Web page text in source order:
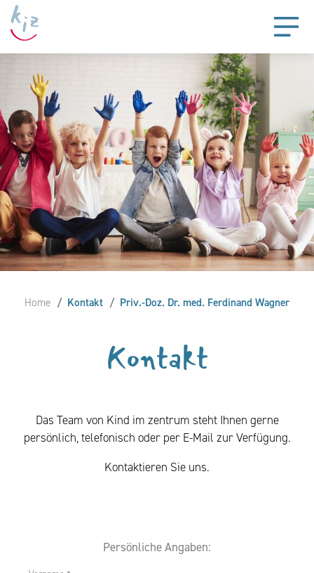
Home Kontakt Priv.-Doz. Dr. med. Ferdinand Wagner
Kontakt
Das Team von Kind im zentrum steht Ihnen gerne
persönlich, telefonisch oder per E-Mail zur Verfügung.
Kontaktieren Sie uns.
Persönliche Angaben: